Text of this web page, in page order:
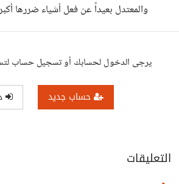
والمعتدل بعيداً عن فعل أشياء ضررها
يرجى الدخول لحسابك أو تسجيل حساب
حساب جديد
التعليقات